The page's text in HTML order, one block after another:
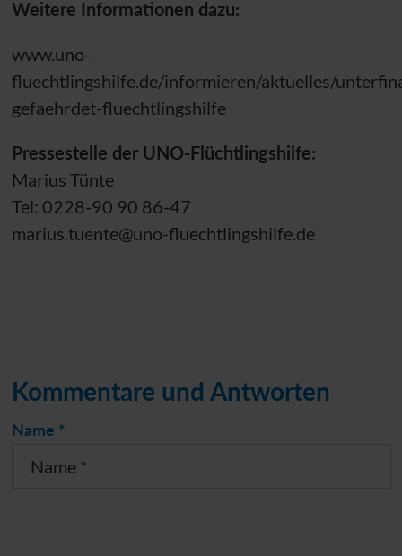
Weitere Informationen dazu:
www.uno-
fluechtlingshilfe.de/informieren/aktuelles/
gefaehrdet-fluechtlingshilfe
Pressestelle der UNO-Flüchtlingshilfe:
Marius Tünte
Tel: 0228-90 90 86-47
marius.tuente@uno-fluechtlingshilfe.de
Kommentare und Antworten
Name *